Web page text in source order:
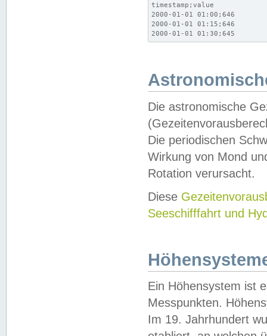
timestamp;value
2000-01-01 01:00;646
2000-01-01 01:15;646
2000-01-01 01:30;645
Die astronomische
Die periodischen
Wirkung von Mond
Rotation verursacht.
Diese
Seeschifffahrt und
Ein Höhensystem ist
Messpunkten.
Im 19. Jahrhundert